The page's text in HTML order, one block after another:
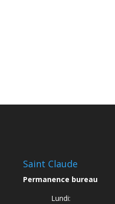
Saint Claude
Permanence bureau
Lundi: